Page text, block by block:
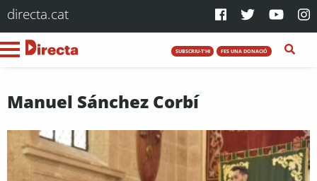
directa.cat
SUBSCRIU-T'HI FES UNA DONACIÓ
Manuel Sánchez Corbí